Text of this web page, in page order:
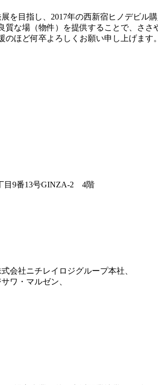
を目指し、2017年の西新宿ヒノデビ
質な場（物件）を提供することで、さ
ほど何卒よろしくお願い申し上げます。
目9番13号GINZA-2 4階
会社ニチレイロジグループ本社、
ワ・マルゼン、